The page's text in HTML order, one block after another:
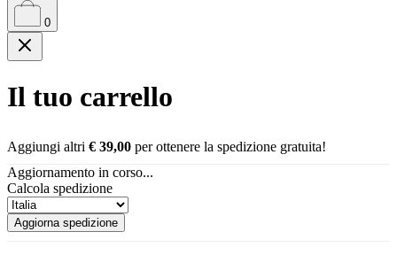
0
Il tuo carrello
Aggiungi altri € 39,00 per ottenere la spedizione gratuita!
Aggiornamento in corso...
Calcola spedizione
Aggiorna spedizione